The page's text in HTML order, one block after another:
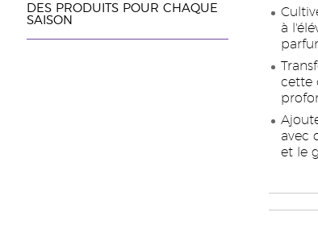
DES PRODUITS POUR CHAQUE
SAISON
à
cette
avec
et le